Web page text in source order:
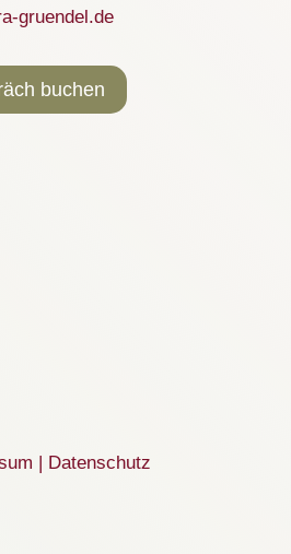
gruendel.de
buchen
| Datenschutz